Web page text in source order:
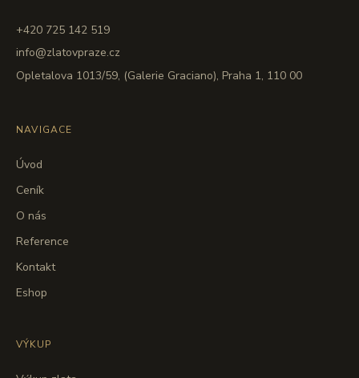
+420 725 142 519
info@zlatovpraze.cz
Opletalova 1013/59, (Galerie Graciano), Praha 1, 110 00
NAVIGACE
Úvod
Ceník
O nás
Reference
Kontakt
Eshop
VÝKUP